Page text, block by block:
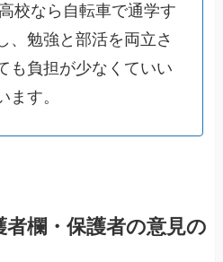
校なら自転車で通学す
、勉強と部活を両立さ
も負担が少なくていい
ます。
欄・保護者の意見の